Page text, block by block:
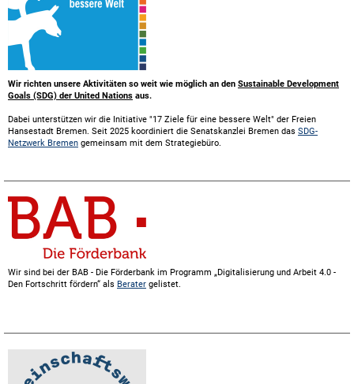
Wir richten unsere Aktivitäten so weit wie möglich an den Sustainable Development
Goals (SDG) der United Nations aus.
Dabei unterstützen wir die Initiative "17 Ziele für eine bessere Welt" der Freien
Hansestadt Bremen. Seit 2025 koordiniert die Senatskanzlei Bremen das SDG-
Netzwerk Bremen gemeinsam mit dem Strategiebüro.
Wir sind bei der BAB - Die Förderbank im Programm „Digitalisierung und Arbeit 4.0 -
Den Fortschritt fördern“ als Berater gelistet.